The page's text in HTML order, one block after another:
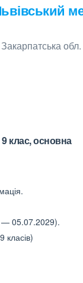
обл.
клас, основна
— 05.07.2029).
класів)